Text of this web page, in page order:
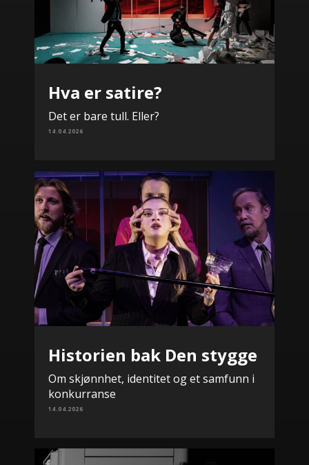
Hva er satire?
Det er bare tull. Eller?
14.04.2026
Historien bak Den stygge
Om skjønnhet, identitet og et samfunn i
konkurranse
14.04.2026